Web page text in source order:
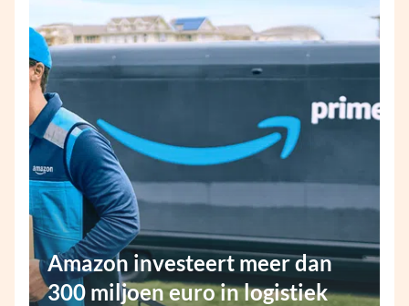
Amazon investeert meer dan
300 miljoen euro in logistiek